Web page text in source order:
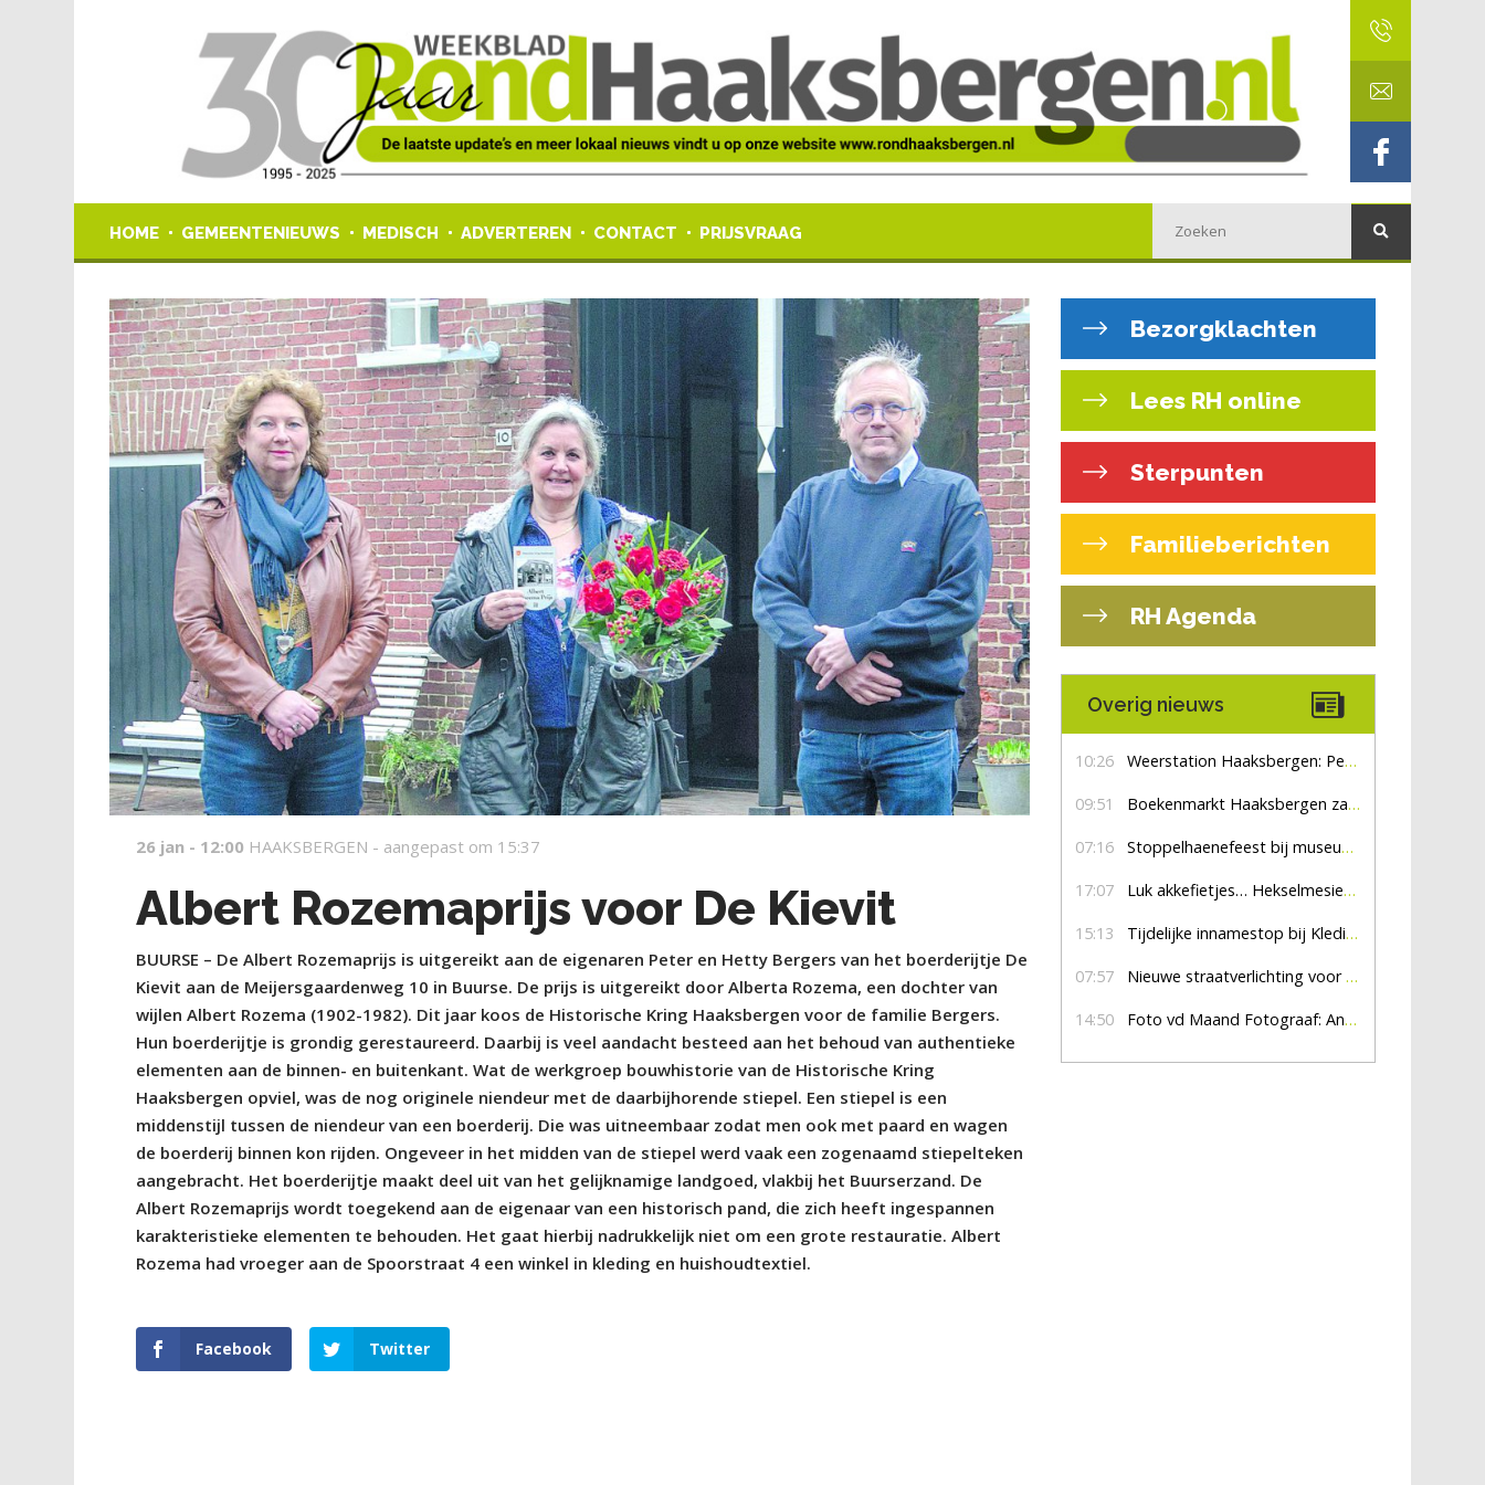
HOME GEMEENTENIEUWS MEDISCH ADVERTEREN CONTACT PRIJSVRAAG
26 jan - 12:00 HAAKSBERGEN - aangepast om 15:37
Albert Rozemaprijs voor De Kievit
BUURSE – De Albert Rozemaprijs is uitgereikt aan de eigenaren Peter en Hetty Bergers van het boerderijtje De
Kievit aan de Meijersgaardenweg 10 in Buurse. De prijs is uitgereikt door Alberta Rozema, een dochter van
wijlen Albert Rozema (1902-1982). Dit jaar koos de Historische Kring Haaksbergen voor de familie Bergers.
Hun boerderijtje is grondig gerestaureerd. Daarbij is veel aandacht besteed aan het behoud van authentieke
elementen aan de binnen- en buitenkant. Wat de werkgroep bouwhistorie van de Historische Kring
Haaksbergen opviel, was de nog originele niendeur met de daarbijhorende stiepel. Een stiepel is een
middenstijl tussen de niendeur van een boerderij. Die was uitneembaar zodat men ook met paard en wagen
de boerderij binnen kon rijden. Ongeveer in het midden van de stiepel werd vaak een zogenaamd stiepelteken
aangebracht. Het boerderijtje maakt deel uit van het gelijknamige landgoed, vlakbij het Buurserzand. De
Albert Rozemaprijs wordt toegekend aan de eigenaar van een historisch pand, die zich heeft ingespannen
karakteristieke elementen te behouden. Het gaat hierbij nadrukkelijk niet om een grote restauratie. Albert
Rozema had vroeger aan de Spoorstraat 4 een winkel in kleding en huishoudtextiel.
Facebook Twitter
Bezorgklachten
Lees RH online
Sterpunten
Familieberichten
RH Agenda
Overig nieuws
10:26 Weerstation Haaksbergen: Perioden met zon en droog
09:51 Boekenmarkt Haaksbergen zaterdag 8 augustus, marktplein Haaksbergen
07:16 Stoppelhaenefeest bij museum De Lebbenbrugge
17:07 Luk akkefietjes… HekselmesienHarry
15:13 Tijdelijke innamestop bij Kledingbank Stefania
07:57 Nieuwe straatverlichting voor De Veldmaat en De Pas
14:50 Foto vd Maand Fotograaf: Anna Jalving